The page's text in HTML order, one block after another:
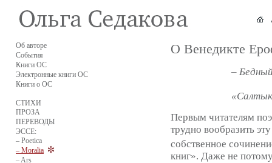
Об авторе
События
Книги ОС
Электронные книги ОС
Книги о ОС
СТИХИ
ПРОЗА
ПЕРЕВОДЫ
ЭССЕ:
– Poetica
– Moralia
– Ars
О Венедикте
–
Первым читателям
трудно вообразить
собственное
книг». Даже не